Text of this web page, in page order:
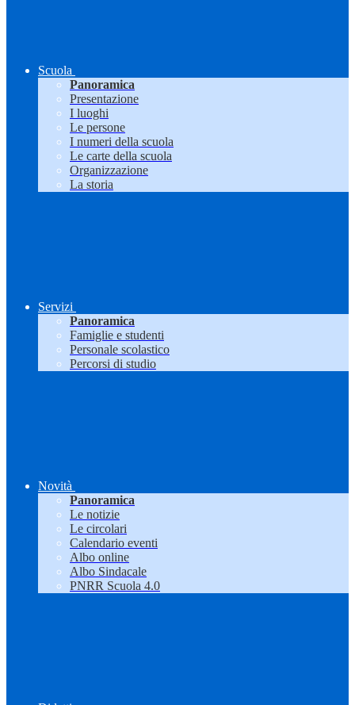
Scuola
Panoramica
Presentazione
I luoghi
Le persone
I numeri della scuola
Le carte della scuola
Organizzazione
La storia
Servizi
Panoramica
Famiglie e studenti
Personale scolastico
Percorsi di studio
Novità
Panoramica
Le notizie
Le circolari
Calendario eventi
Albo online
Albo Sindacale
PNRR Scuola 4.0